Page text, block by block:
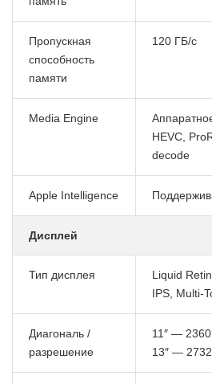
Пропускная
способность
памяти
120 ГБ/с
Media Engine
HEVC,
decode
Apple Intelligence
Дисплей
Тип дисплея
Liquid
IPS, Multi-
Диагональ /
разрешение
11″ —
13″ —